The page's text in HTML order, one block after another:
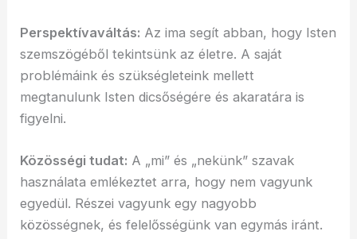
Perspektívaváltás: Az ima segít abban, hogy Isten
szemszögéből tekintsünk az életre. A saját
problémáink és szükségleteink mellett
megtanulunk Isten dicsőségére és akaratára is
figyelni.
Közösségi tudat: A „mi” és „nekünk” szavak
használata emlékeztet arra, hogy nem vagyunk
egyedül. Részei vagyunk egy nagyobb
közösségnek, és felelősségünk van egymás iránt.